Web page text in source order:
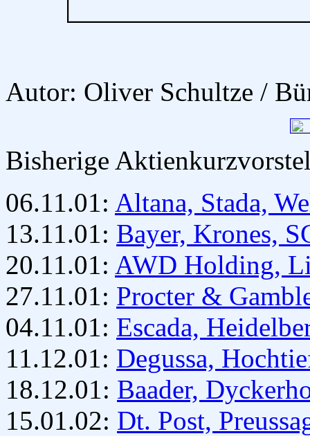
Autor: Oliver Schultze /
Bisherige
06.11.01: Altana, Stada,
13.11.01: Bayer, Krones,
20.11.01: AWD Holding,
27.11.01: Procter &
04.11.01: Escada,
11.12.01: Degussa,
18.12.01: Baader,
15.01.02: Dt. Post,